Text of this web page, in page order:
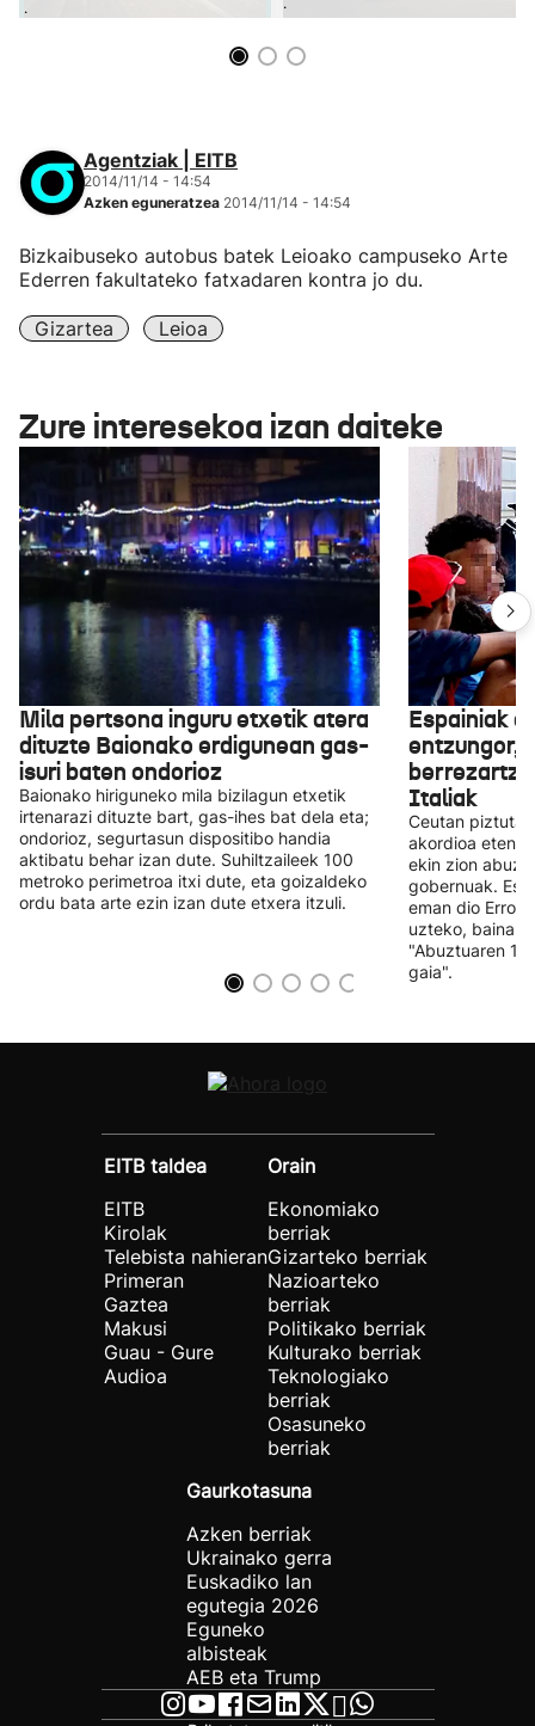
.
Agentziak | EITB
2014/11/14 - 14:54
Azken eguneratzea 2014/11/14 - 14:54
Bizkaibuseko autobus batek Leioako campuseko Arte
Ederren fakultateko fatxadaren kontra jo du.
Gizartea Leioa
Zure interesekoa izan daiteke
Mila pertsona inguru etxetik atera
dituzte Baionako erdigunean gas-
isuri baten ondorioz
Baionako hiriguneko mila bizilagun etxetik
irtenarazi dituzte bart, gas-ihes bat dela eta;
ondorioz, segurtasun dispositibo handia
aktibatu behar izan dute. Suhiltzaileek 100
metroko perimetroa itxi dute, eta goizaldeko
ordu bata arte ezin izan dute etxera itzuli.
Espainiak
entzungor,
Italiak
Ceutan
akordioa eten
ekin zion
gobernuak.
eman dio
uzteko, baina
"Abuztuaren
gaia".
EITB taldea
EITB
Kirolak
Telebista nahieran
Primeran
Gaztea
Makusi
Guau - Gure
Audioa
Orain
Ekonomiako
berriak
Gizarteko berriak
Nazioarteko
berriak
Politikako berriak
Kulturako berriak
Teknologiako
berriak
Osasuneko
berriak
Gaurkotasuna
Azken berriak
Ukrainako gerra
Euskadiko lan
egutegia 2026
Eguneko
albisteak
AEB eta Trump